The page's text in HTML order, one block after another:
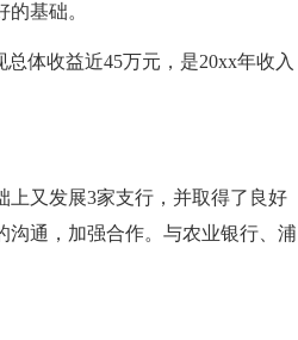
基础。
体收益近45万元，是20xx年收入
又发展3家支行，并取得了良好
通，加强合作。与农业银行、浦